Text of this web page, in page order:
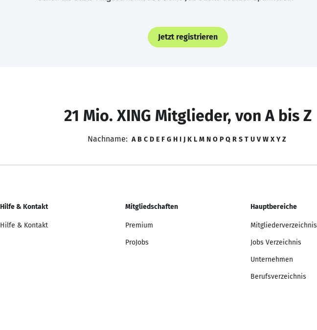
Jetzt registrieren
21 Mio. XING Mitglieder, von A bis Z
Nachname: A B C D E F G H I J K L M N O P Q R S T U V W X Y Z
Hilfe & Kontakt
Hilfe & Kontakt
Mitgliedschaften
Premium
ProJobs
Hauptbereiche
Mitgliederverzeichnis
Jobs Verzeichnis
Unternehmen
Berufsverzeichnis